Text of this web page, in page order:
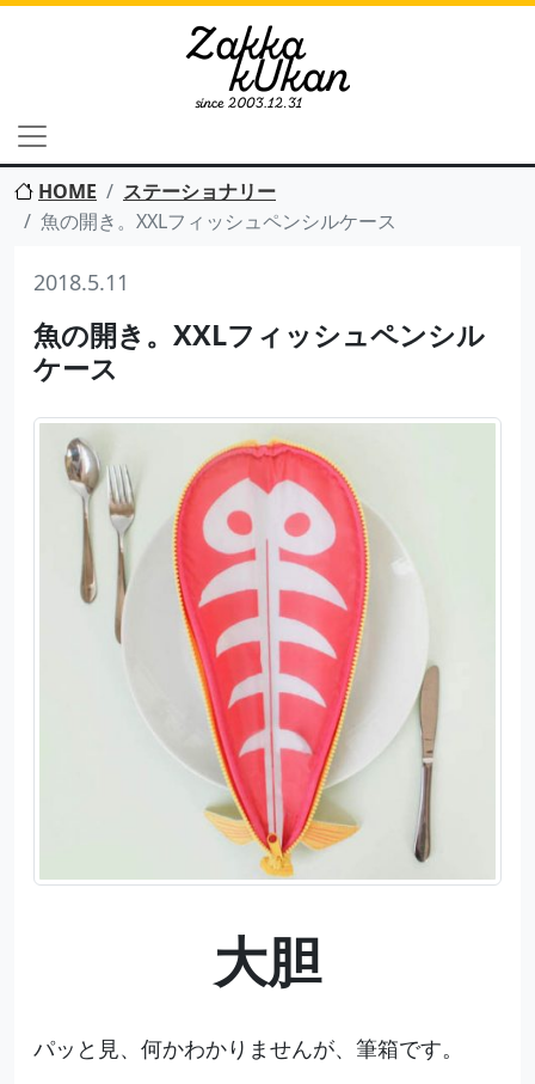
HOME
ステーショナリー
魚の開き。XXLフィッシュペンシルケース
2018.5.11
魚の開き。XXLフィッシュペンシル
ケース
大胆
パッと見、何かわかりませんが、筆箱です。